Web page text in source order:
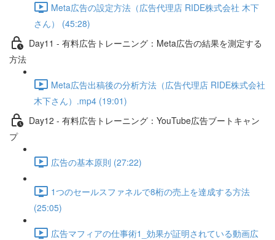
Meta広告の設定方法（広告代理店 RIDE株式会社 木下
さん） (45:28)
Day11 - 有料広告トレーニング：Meta広告の結果を測定する
方法
Meta広告出稿後の分析方法（広告代理店 RIDE株式会社
木下さん）.mp4 (19:01)
Day12 - 有料広告トレーニング：YouTube広告ブートキャン
プ
広告の基本原則 (27:22)
1つのセールスファネルで8桁の売上を達成する方法
(25:05)
広告マフィアの仕事術1_効果が証明されている動画広